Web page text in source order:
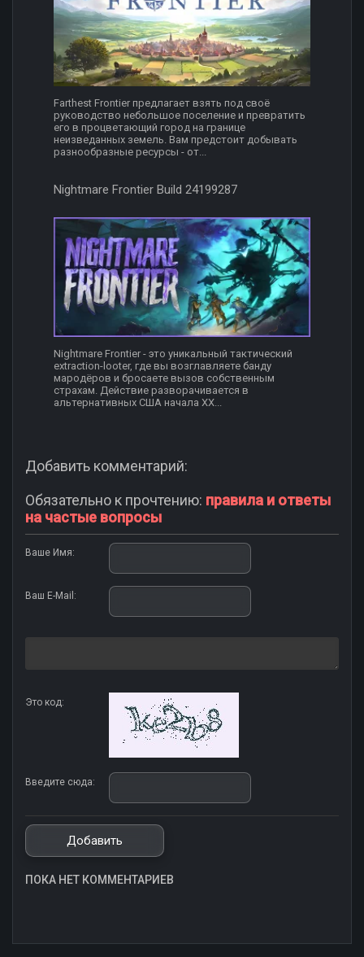
Farthest Frontier предлагает взять под своё
руководство небольшое поселение и превратить
его в процветающий город на границе
неизведанных земель. Вам предстоит добывать
разнообразные ресурсы - от...
Nightmare Frontier Build 24199287
Nightmare Frontier - это уникальный тактический
extraction-looter, где вы возглавляете банду
мародёров и бросаете вызов собственным
страхам. Действие разворачивается в
альтернативных США начала XX...
Добавить комментарий:
Обязательно к прочтению: правила и ответы
на частые вопросы
Ваше Имя:
Ваш E-Mail:
Это код:
Введите сюда:
ПОКА НЕТ КОММЕНТАРИЕВ